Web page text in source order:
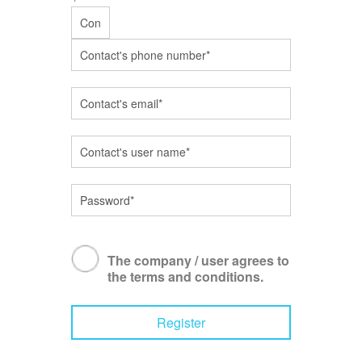
The company / user agrees to
the terms and conditions.